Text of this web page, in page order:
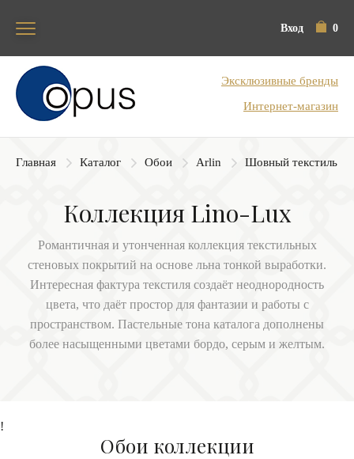
Вход 0
Блок поиска
Эксклюзивные бренды
Интернет-магазин
Главная Каталог Обои Arlin Шовный текстиль
Коллекция Lino-Lux
Романтичная и утонченная коллекция текстильных
стеновых покрытий на основе льна тонкой выработки.
Интересная фактура текстиля создаёт неоднородность
цвета, что даёт простор для фантазии и работы с
пространством. Пастельные тона каталога дополнены
более насыщенными цветами бордо, серым и желтым.
!
Обои коллекции